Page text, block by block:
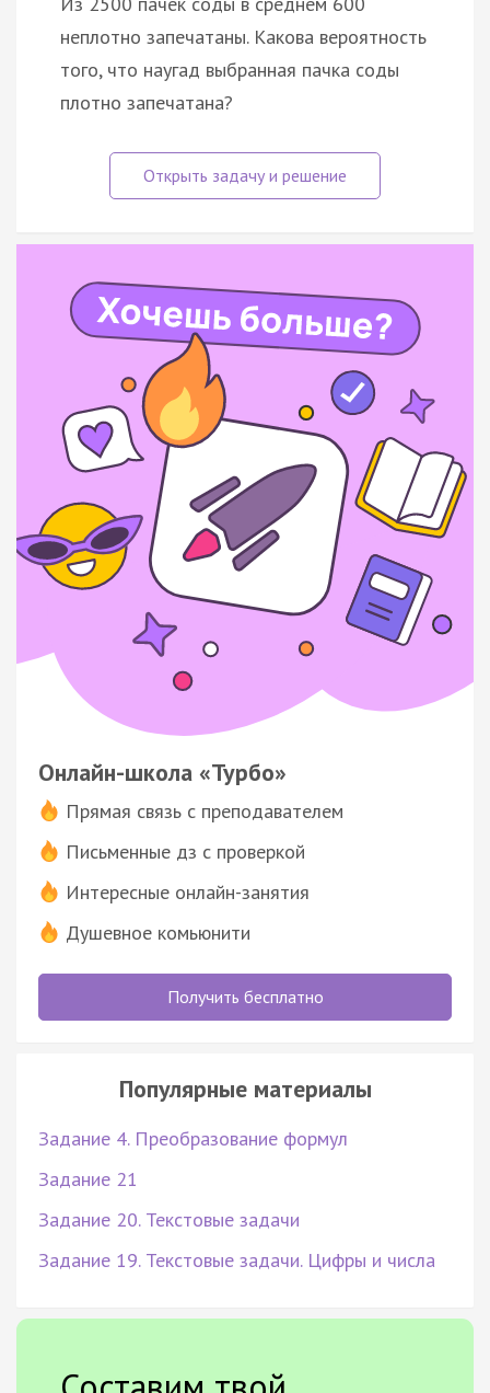
неплотно запечатаны. Какова вероятность
того, что наугад выбранная пачка соды
плотно запечатана?
Онлайн-школа «Турбо»
Прямая связь с преподавателем
Письменные дз с проверкой
Интересные онлайн-занятия
Душевное комьюнити
Получить бесплатно
Популярные материалы
Задание 4. Преобразование формул
Задание 21
Задание 20. Текстовые задачи
Задание 19. Текстовые задачи. Цифры и числа